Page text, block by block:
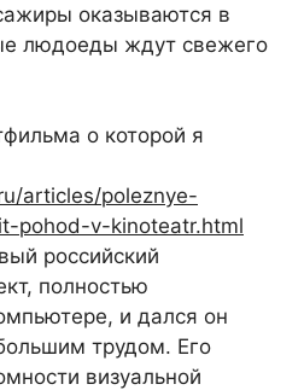
оказываются в
людоеды ждут свежего
о которой я
articles/poleznye-
pohod-v-kinoteatr.html
российский
полностью
и дался он
трудом. Его
визуальной